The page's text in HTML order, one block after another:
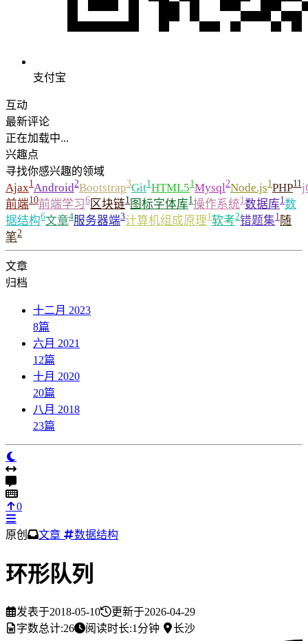
支付宝
互动
最新评论
正在加载中...
兴趣点
寻找你感兴趣的领域
Ajax1Android2Bootstrap3Git1HTML51Mysql2Node.js1PHP11
前端10前端学习6 区块链1 图标字体库1操作系统1数据库1数
据结构6文章4服务器端3计算机组成原理1软考2错题集1 随
笔2
文章
归档
十二月 2023
8篇
六月 2021
12篇
十月 2020
20篇
八月 2018
23篇
0
原创 文章 数据结构
环形队列
发表于2018-05-10 更新于2026-04-29
字数总计:26 阅读时长:1分钟 长沙